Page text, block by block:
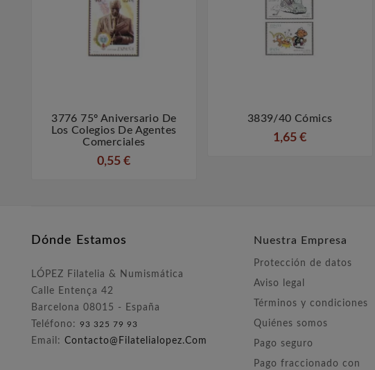
 
3776 75º Aniversario De
Los Colegios De Agentes
Comerciales
0,55 €
3839/40 Cómics
1,65 €
Dónde Estamos
LÓPEZ Filatelia & Numismática
Calle Entença 42
Barcelona 08015 - España
Teléfono: 93 325 79 93
Email: Contacto@filatelialopez.com
Nuestra Empresa
Protección de datos
Aviso legal
Términos y condiciones
Quiénes somos
Pago seguro
Pago fraccionado con